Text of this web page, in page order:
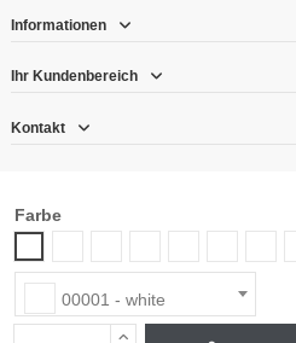
Farbe
00001 - white
Informationen
Ihr Kundenbereich
Kontakt
Newsletter